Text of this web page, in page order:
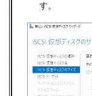
す。